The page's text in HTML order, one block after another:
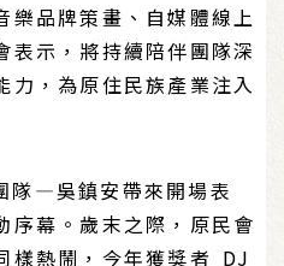
樂品牌策畫、自媒體線上
表示，將持續陪伴團隊深
力，為原住民族產業注入
—吳鎮安帶來開場表
序幕。歲末之際，原民會
樣熱鬧，今年獲獎者 DJ